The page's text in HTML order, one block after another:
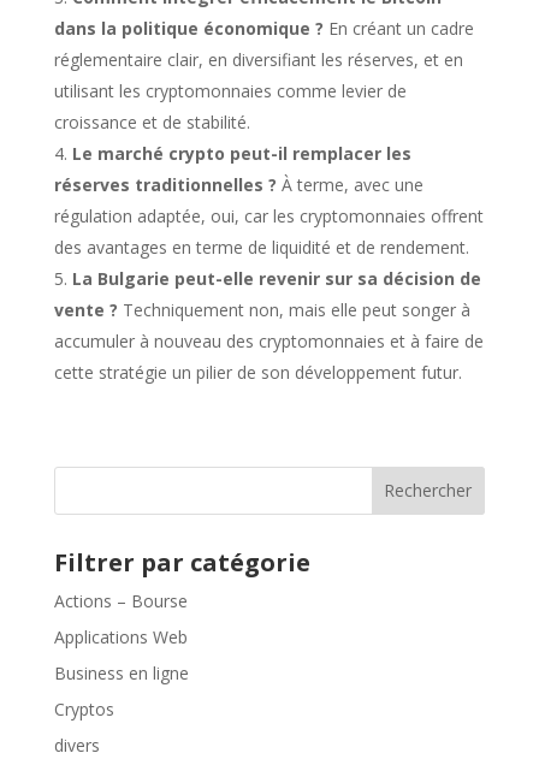
dans la politique économique ? En créant un cadre
réglementaire clair, en diversifiant les réserves, et en
utilisant les cryptomonnaies comme levier de
croissance et de stabilité.
Le marché crypto peut-il remplacer les
réserves traditionnelles ? À terme, avec une
régulation adaptée, oui, car les cryptomonnaies offrent
des avantages en terme de liquidité et de rendement.
La Bulgarie peut-elle revenir sur sa décision de
vente ? Techniquement non, mais elle peut songer à
accumuler à nouveau des cryptomonnaies et à faire de
cette stratégie un pilier de son développement futur.
Rechercher
Filtrer par catégorie
Actions – Bourse
Applications Web
Business en ligne
Cryptos
divers